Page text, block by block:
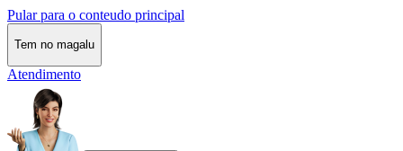
Pular para o conteudo principal
Tem no magalu
Atendimento